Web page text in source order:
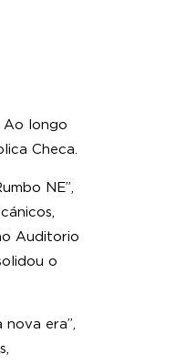
Ao longo
Checa.
NE”,
Auditorio
o
era”,